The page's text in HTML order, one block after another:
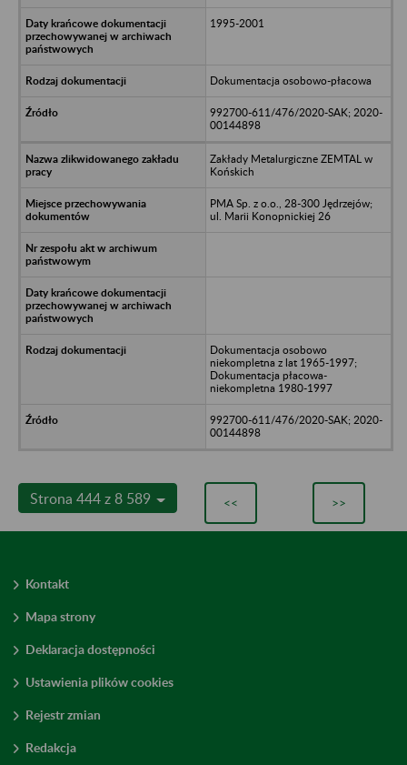
1995-2001
Dokumentacja osobowo-płacowa
992700-611/476/2020-SAK; 2020-
00144898
Zakłady Metalurgiczne ZEMTAL w
Końskich
PMA Sp. z o.o., 28-300 Jędrzejów;
ul. Marii Konopnickiej 26
Dokumentacja osobowo
niekompletna z lat 1965-1997;
Dokumentacja płacowa-
niekompletna 1980-1997
992700-611/476/2020-SAK; 2020-
00144898
Strona 444 z 8 589 << >>
Kontakt
Mapa strony
Deklaracja dostępności
Ustawienia plików cookies
Rejestr zmian
Redakcja